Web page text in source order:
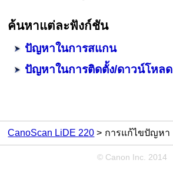
ค้นหาแต่ละฟังก์ชัน
ปัญหาในการสแกน
ปัญหาในการติดตั้ง/ดาวน์โหลด
CanoScan LiDE 220 การแก้ไขปัญหา
© Canon Inc. 2014